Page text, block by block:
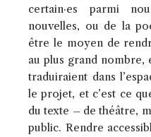
certain·es parmi
nouvelles, ou de la
être le moyen de
au plus grand nombre,
traduiraient dans
le projet, et c’est ce
du texte – de théâtre,
public. Rendre